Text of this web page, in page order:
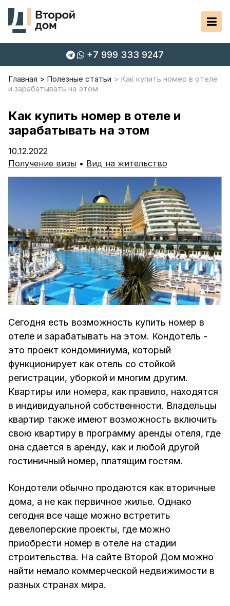
+7 999 333 9247
Главная Полезные статьи
Как купить номер в отеле
и зарабатывать на этом
Как купить номер в отеле и
зарабатывать на этом
10.12.2022
Получение визы • Вид на жительство
Сегодня есть возможность купить номер в
отеле и зарабатывать на этом. Кондотель -
это проект кондоминиума, который
функционирует как отель со стойкой
регистрации, уборкой и многим другим.
Квартиры или номера, как правило, находятся
в индивидуальной собственности. Владельцы
квартир также имеют возможность включить
свою квартиру в программу аренды отеля, где
она сдается в аренду, как и любой другой
гостиничный номер, платящим гостям.
Кондотели обычно продаются как вторичные
дома, а не как первичное жилье. Однако
сегодня все чаще можно встретить
девелоперские проекты, где можно
приобрести номер в отеле на стадии
строительства. На сайте Второй Дом можно
найти немало коммерческой недвижимости в
разных странах мира.